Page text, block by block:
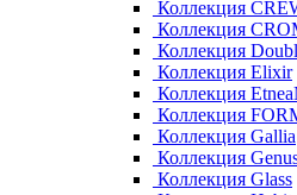
Коллекция
Коллекция
Коллекция
Коллекция Elixir
Коллекция
Коллекция
Коллекция Gallia
Коллекция
Коллекция Glass